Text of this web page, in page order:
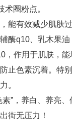
圈粉点。
能有效减少肌肤
酶q10、乳木果
，作用于肌肤，
止色素沉着。特
。
”，养白、养亮、
街无压力！